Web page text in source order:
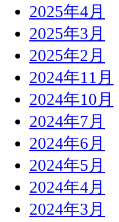
2025年4月
2025年3月
2025年2月
2024年11月
2024年10月
2024年7月
2024年6月
2024年5月
2024年4月
2024年3月